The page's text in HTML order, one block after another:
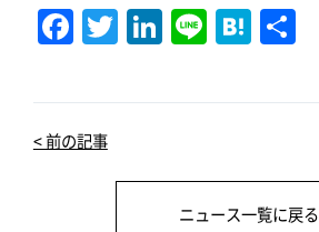
F
c
e
T
it
r
Li
k
dI
n
Li
e
H
e
a
共
< 前の記事
ニュース一覧に戻る